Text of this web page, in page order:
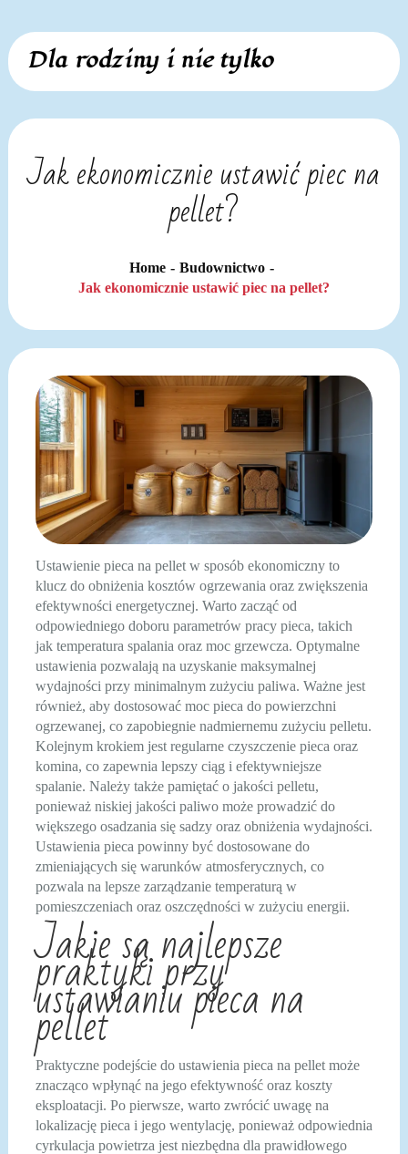
Skip
content
Dla rodziny i nie tylko
Jak ekonomicznie ustawić piec na
pellet?
Home
Budownictwo
Jak ekonomicznie ustawić piec na pellet?
Ustawienie pieca na pellet w sposób ekonomiczny to
klucz do obniżenia kosztów ogrzewania oraz zwiększenia
efektywności energetycznej. Warto zacząć od
odpowiedniego doboru parametrów pracy pieca, takich
jak temperatura spalania oraz moc grzewcza. Optymalne
ustawienia pozwalają na uzyskanie maksymalnej
wydajności przy minimalnym zużyciu paliwa. Ważne jest
również, aby dostosować moc pieca do powierzchni
ogrzewanej, co zapobiegnie nadmiernemu zużyciu pelletu.
Kolejnym krokiem jest regularne czyszczenie pieca oraz
komina, co zapewnia lepszy ciąg i efektywniejsze
spalanie. Należy także pamiętać o jakości pelletu,
ponieważ niskiej jakości paliwo może prowadzić do
większego osadzania się sadzy oraz obniżenia wydajności.
Ustawienia pieca powinny być dostosowane do
zmieniających się warunków atmosferycznych, co
pozwala na lepsze zarządzanie temperaturą w
pomieszczeniach oraz oszczędności w zużyciu energii.
Jakie są najlepsze
praktyki przy
ustawianiu pieca na
pellet
Praktyczne podejście do ustawienia pieca na pellet może
znacząco wpłynąć na jego efektywność oraz koszty
eksploatacji. Po pierwsze, warto zwrócić uwagę na
lokalizację pieca i jego wentylację, ponieważ odpowiednia
cyrkulacja powietrza jest niezbędna dla prawidłowego